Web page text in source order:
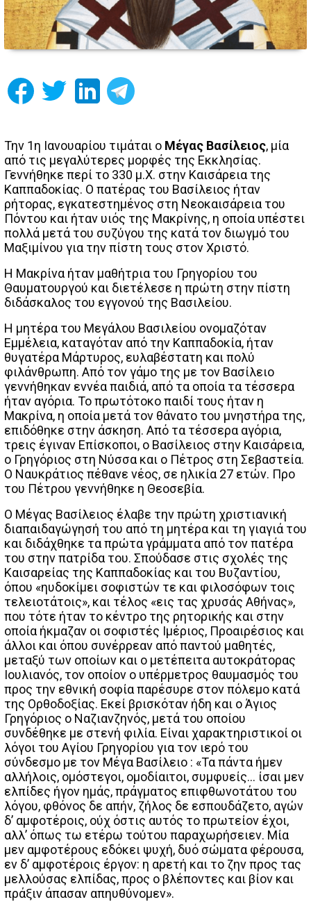
Την 1η Ιανουαρίου τιμάται ο Μέγας Βασίλειος, μία
από τις μεγαλύτερες μορφές της Εκκλησίας.
Γεννήθηκε περί το 330 μ.Χ. στην Καισάρεια της
Καππαδοκίας. Ο πατέρας του Βασίλειος ήταν
ρήτορας, εγκατεστημένος στη Νεοκαισάρεια του
Πόντου και ήταν υιός της Μακρίνης, η οποία υπέστει
πολλά μετά του συζύγου της κατά τον διωγμό του
Μαξιμίνου για την πίστη τους στον Χριστό.
Η Μακρίνα ήταν μαθήτρια του Γρηγορίου του
Θαυματουργού και διετέλεσε η πρώτη στην πίστη
διδάσκαλος του εγγονού της Βασιλείου.
Η μητέρα του Μεγάλου Βασιλείου ονομαζόταν
Εμμέλεια, καταγόταν από την Καππαδοκία, ήταν
θυγατέρα Μάρτυρος, ευλαβέστατη και πολύ
φιλάνθρωπη. Από τον γάμο της με τον Βασίλειο
γεννήθηκαν εννέα παιδιά, από τα οποία τα τέσσερα
ήταν αγόρια. Το πρωτότοκο παιδί τους ήταν η
Μακρίνα, η οποία μετά τον θάνατο του μνηστήρα της,
επιδόθηκε στην άσκηση. Από τα τέσσερα αγόρια,
τρεις έγιναν Επίσκοποι, ο Βασίλειος στην Καισάρεια,
ο Γρηγόριος στη Νύσσα και ο Πέτρος στη Σεβαστεία.
Ο Ναυκράτιος πέθανε νέος, σε ηλικία 27 ετών. Προ
του Πέτρου γεννήθηκε η Θεοσεβία.
Ο Μέγας Βασίλειος έλαβε την πρώτη χριστιανική
διαπαιδαγώγησή του από τη μητέρα και τη γιαγιά του
και διδάχθηκε τα πρώτα γράμματα από τον πατέρα
του στην πατρίδα του. Σπούδασε στις σχολές της
Καισαρείας της Καππαδοκίας και του Βυζαντίου,
όπου «ηυδοκίμει σοφιστών τε και φιλοσόφων τοις
τελειοτάτοις», και τέλος «εις τας χρυσάς Αθήνας»,
που τότε ήταν το κέντρο της ρητορικής και στην
οποία ήκμαζαν οι σοφιστές Ιμέριος, Προαιρέσιος και
άλλοι και όπου συνέρρεαν από παντού μαθητές,
μεταξύ των οποίων και ο μετέπειτα αυτοκράτορας
Ιουλιανός, τον οποίον ο υπέρμετρος θαυμασμός του
προς την εθνική σοφία παρέσυρε στον πόλεμο κατά
της Ορθοδοξίας. Εκεί βρισκόταν ήδη και ο Άγιος
Γρηγόριος ο Ναζιανζηνός, μετά του οποίου
συνδέθηκε με στενή φιλία. Είναι χαρακτηριστικοί οι
λόγοι του Αγίου Γρηγορίου για τον ιερό του
σύνδεσμο με τον Μέγα Βασίλειο : «Τα πάντα ήμεν
αλλήλοις, ομόστεγοι, ομοδίαιτοι, συμφυείς… ίσαι μεν
ελπίδες ήγον ημάς, πράγματος επιφθωνοτάτου του
λόγου, φθόνος δε απήν, ζήλος δε εσπουδάζετο, αγών
δ’ αμφοτέροις, ούχ όστις αυτός το πρωτείον έχοι,
αλλ’ όπως τω ετέρω τούτου παραχωρήσειεν. Μία
μεν αμφοτέρους εδόκει ψυχή, δυό σώματα φέρουσα,
εν δ’ αμφοτέροις έργον: η αρετή και το ζην προς τας
μελλούσας ελπίδας, προς ο βλέποντες και βίον και
πράξιν άπασαν απηυθύνομεν».